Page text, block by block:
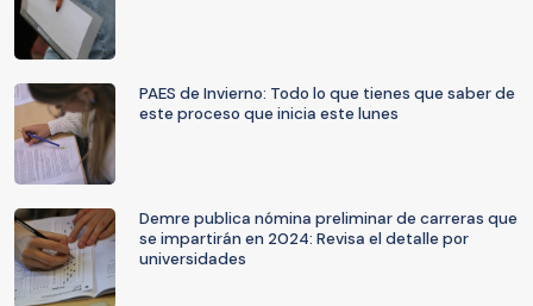
PAES de Invierno: Todo lo que tienes que saber de
este proceso que inicia este lunes
Demre publica nómina preliminar de carreras que
se impartirán en 2024: Revisa el detalle por
universidades